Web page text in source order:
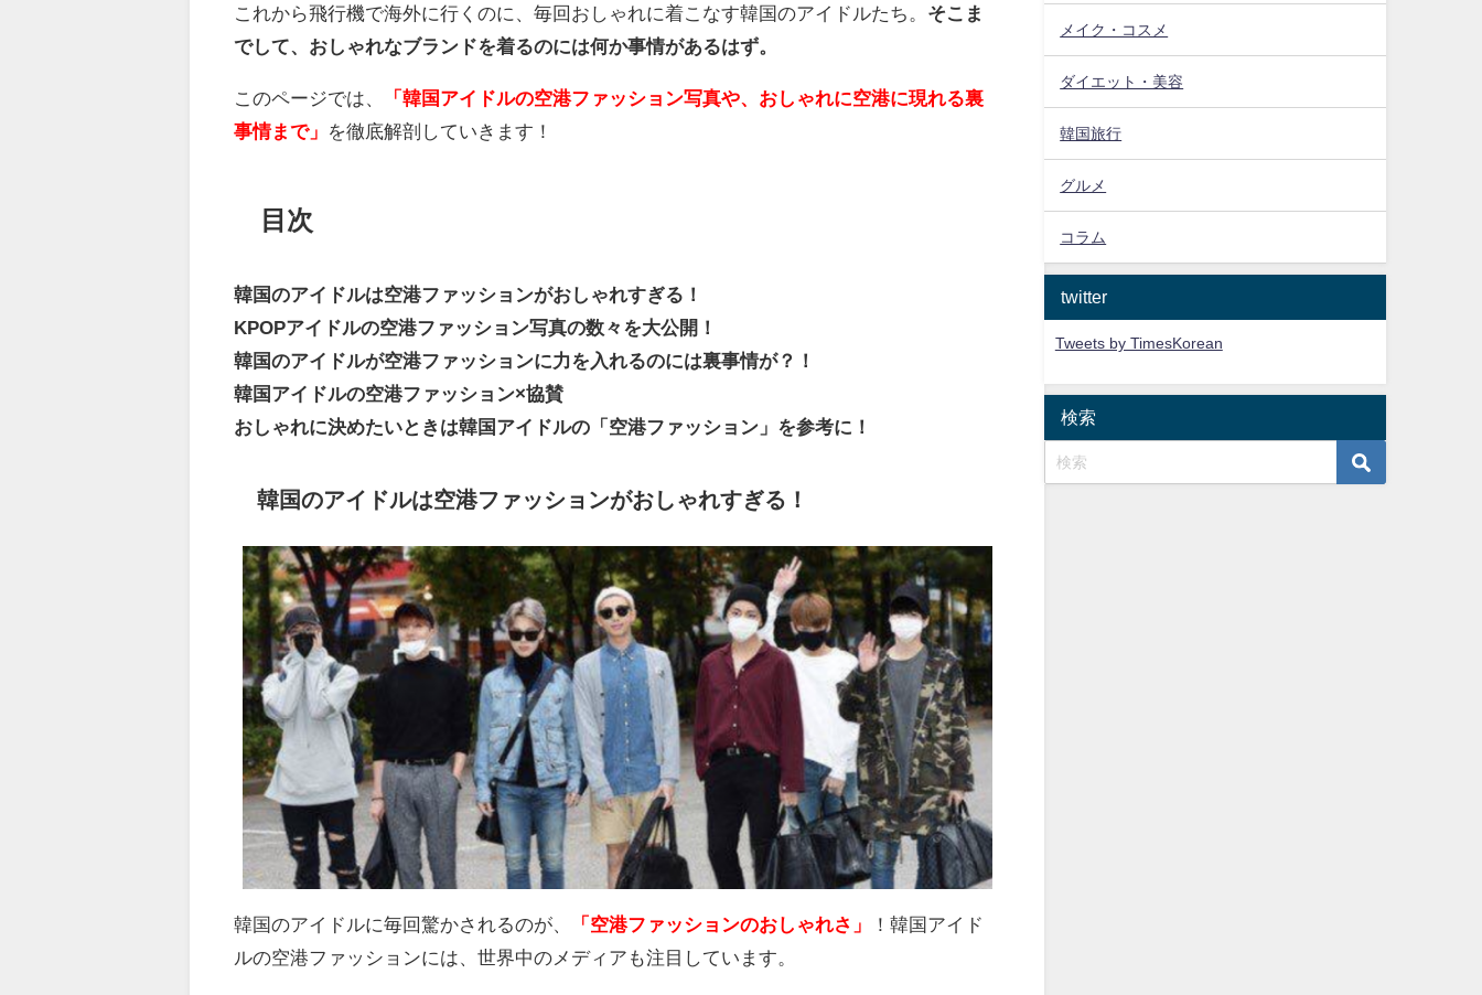
これから飛行機で海外に行くのに、毎回おしゃれに着こなす韓国のアイドルたち。 そこま
でして、おしゃれなブランドを着るのには何か事情があるはず。
このページでは、
「韓国アイドルの空港ファッション写真や、おしゃれに空港に現れる裏
事情まで」
を徹底解剖していきます！
目次
韓国のアイドルは空港ファッションがおしゃれすぎる！
KPOPアイドルの空港ファッション写真の数々を大公開！
韓国のアイドルが空港ファッションに力を入れるのには裏事情が？！
韓国アイドルの空港ファッション×協賛
おしゃれに決めたいときは韓国アイドルの「空港ファッション」を参考に！
韓国のアイドルは空港ファッションがおしゃれすぎる！
韓国のアイドルに毎回驚かされるのが、 「空港ファッションのおしゃれさ」
！韓国アイド
ルの空港ファッションには、世界中のメディアも注目しています。
メイク・コスメ
ダイエット・美容
韓国旅行
グルメ
コラム
twitter
Tweets by TimesKorean
検索